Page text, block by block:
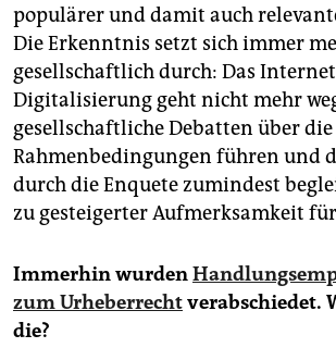
populärer und damit auch
Die Erkenntnis setzt sich immer
gesellschaftlich durch: Das
Digitalisierung geht nicht mehr
gesellschaftliche Debatten über
Rahmenbedingungen führen und
durch die Enquete zumindest
zu gesteigerter Aufmerksamkeit
Immerhin wurden
zum Urheberrechtverabschiedet.
die?